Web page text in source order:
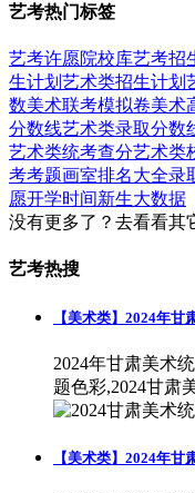
艺考热门标签
艺考许愿院校库艺考招
生计划 艺术类招生计划
数美术联考模拟卷美术
分数线艺术类录取分数
艺术类统考查分艺术类
考考题画室排名大全录
愿开学时间新生大数据
没有更多了？去看看其
艺考热搜
【美术类】2024年甘
2024年甘肃美术
题色彩,2024甘肃
【美术类】2024年甘